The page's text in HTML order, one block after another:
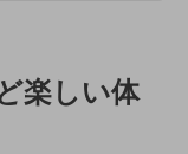
楽しい体